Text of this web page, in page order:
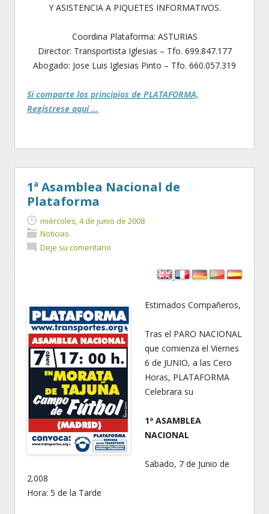
Y ASISTENCIA A PIQUETES INFORMATIVOS.
Coordina Plataforma: ASTURIAS
Director: Transportista Iglesias – Tfo. 699.847.177
Abogado: Jose Luis Iglesias Pinto – Tfo. 660.057.319
Si comparte los principios de PLATAFORMA,
Regístrese aquí …
1ª Asamblea Nacional de
Plataforma
miércoles, 4 de junio de 2008
Noticias
Deje su comentario
Estimados Compañeros,
Tras el PARO NACIONAL
que comienza el Viernes
6 de JUNIO, a las Cero
Horas, PLATAFORMA
Celebrara su
1ª ASAMBLEA
NACIONAL
Sabado, 7 de Junio de
2.008
Hora: 5 de la Tarde